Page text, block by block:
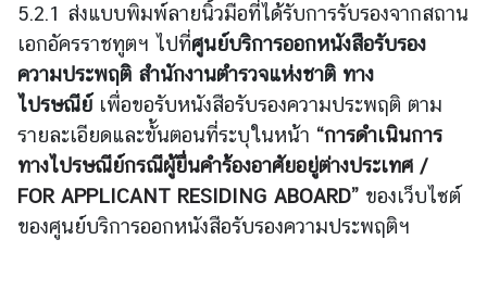
a
i
l
a
n
d
N
O
W
5.2.1 ส่งแบบพิมพ์ลายนิ้วมือที่ได้รับการรับรองจากสถาน
เอกอัครราชทูตฯ ไปที่ศูนย์บริการออกหนังสือรับรอง
ความประพฤติ สำนักงานตำรวจแห่งชาติ ทาง
ไปรษณีย์ เพื่อขอรับหนังสือรับรองความประพฤติ ตาม
รายละเอียดและขั้นตอนที่ระบุในหน้า “การดำเนินการ
ทางไปรษณีย์กรณีผู้ยื่นคำร้องอาศัยอยู่ต่างประเทศ /
FOR APPLICANT RESIDING ABOARD” ของเว็บไซต์
ของศูนย์บริการออกหนังสือรับรองความประพฤติฯ